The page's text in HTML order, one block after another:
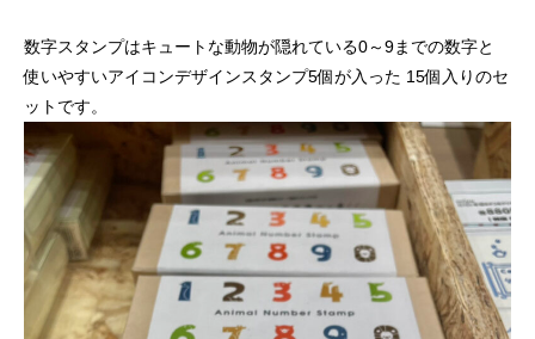
数字スタンプはキュートな動物が隠れている0～9までの数字と
使いやすいアイコンデザインスタンプ5個が入った 15個入りのセ
ットです。